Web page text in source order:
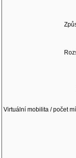
Virtuální mobilita / počet